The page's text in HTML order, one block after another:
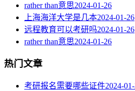
rather than意思2024-01-26
上海海洋大学是几本2024-01-26
远程教育可以考研吗2024-01-26
rather than意思2024-01-26
热门文章
考研报名需要哪些证件2024-01-